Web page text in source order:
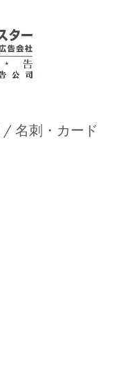
名刺・カード